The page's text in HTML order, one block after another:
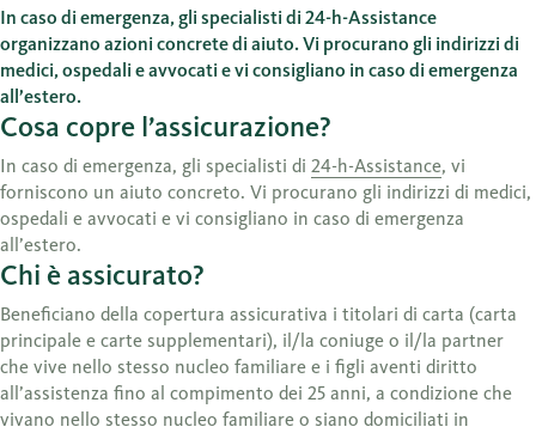
In caso di emergenza, gli specialisti di 24-h-Assistance
organizzano azioni concrete di aiuto. Vi procurano gli indirizzi di
medici, ospedali e avvocati e vi consigliano in caso di emergenza
all’estero.
Cosa copre l’assicurazione?
In caso di emergenza, gli specialisti di 24-h-Assistance, vi
forniscono un aiuto concreto. Vi procurano gli indirizzi di medici,
ospedali e avvocati e vi consigliano in caso di emergenza
all’estero.
Chi è assicurato?
Beneficiano della copertura assicurativa i titolari di carta (carta
principale e carte supplementari), il/la coniuge o il/la partner
che vive nello stesso nucleo familiare e i figli aventi diritto
all’assistenza fino al compimento dei 25 anni, a condizione che
vivano nello stesso nucleo familiare o siano domiciliati in